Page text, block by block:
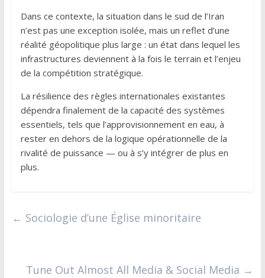
Dans ce contexte, la situation dans le sud de l’Iran
n’est pas une exception isolée, mais un reflet d’une
réalité géopolitique plus large : un état dans lequel les
infrastructures deviennent à la fois le terrain et l’enjeu
de la compétition stratégique.
La résilience des règles internationales existantes
dépendra finalement de la capacité des systèmes
essentiels, tels que l’approvisionnement en eau, à
rester en dehors de la logique opérationnelle de la
rivalité de puissance — ou à s’y intégrer de plus en
plus.
← Sociologie d’une Église minoritaire
Tune Out Almost All Media & Social Media →